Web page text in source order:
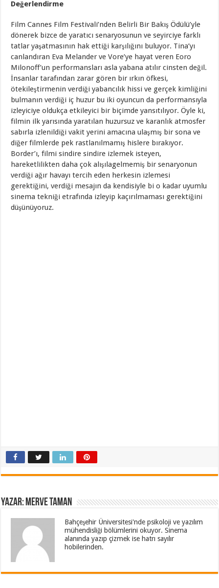
Değerlendirme
Film Cannes Film Festivali’nden Belirli Bir Bakış Ödülü’yle
dönerek bizce de yaratıcı senaryosunun ve seyirciye farklı
tatlar yaşatmasının hak ettiği karşılığını buluyor. Tina’yı
canlandıran Eva Melander ve Vore’ye hayat veren Eoro
Milonoff’un performansları asla yabana atılır cinsten değil.
İnsanlar tarafından zarar gören bir ırkın öfkesi,
ötekileştirmenin verdiği yabancılık hissi ve gerçek kimliğini
bulmanın verdiği iç huzur bu iki oyuncun da performansıyla
izleyiciye oldukça etkileyici bir biçimde yansıtılıyor. Öyle ki,
filmin ilk yarısında yaratılan huzursuz ve karanlık atmosfer
sabırla izlenildiği vakit yerini amacına ulaşmış bir sona ve
diğer filmlerde pek rastlanılmamış hislere bırakıyor.
Border’ı, filmi sindire sindire izlemek isteyen,
hareketlilikten daha çok alışılagelmemiş bir senaryonun
verdiği ağır havayı tercih eden herkesin izlemesi
gerektiğini, verdiği mesajın da kendisiyle bi o kadar uyumlu
sinema tekniği etrafında izleyip kaçırılmaması gerektiğini
düşünüyoruz.
Yazar: Merve Taman
Bahçeşehir Üniversitesi'nde psikoloji ve yazılım
mühendisliği bölümlerini okuyor. Sinema
alanında yazıp çizmek ise hatrı sayılır
hobilerinden.